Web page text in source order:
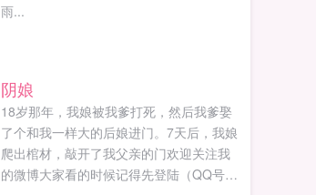
雨...
阴娘
18岁那年，我娘被我爹打死，然后我爹娶
了个和我一样大的后娘进门。7天后，我娘
爬出棺材，敲开了我父亲的门欢迎关注我
的微博大家看的时候记得先登陆（QQ号直